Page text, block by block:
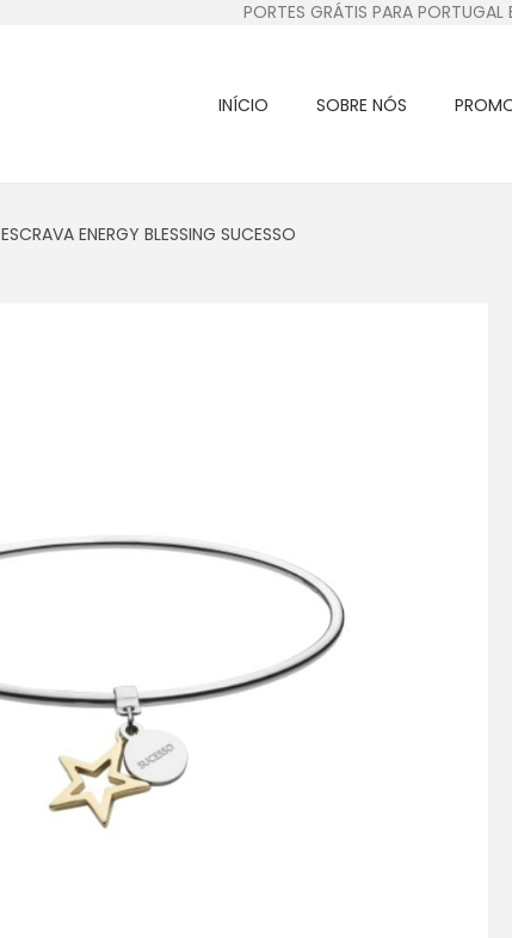
PORTES GRÁTIS PARA
INÍCIO SOBRE NÓS
ESCRAVA ENERGY BLESSING SUCESSO